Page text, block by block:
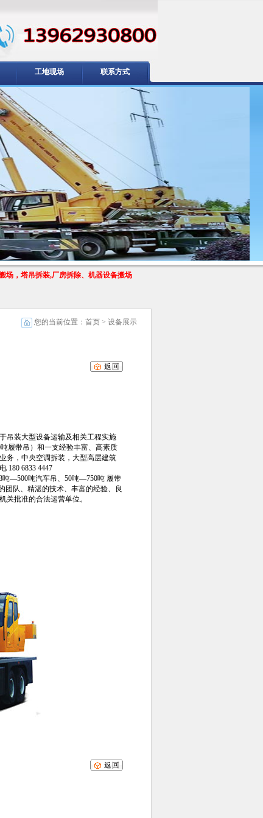
工地现场 联系方式
场，塔吊拆装,厂房拆除、机器设备搬场
您的当前位置：首页 > 设备展示
吊装大型设备运输及相关工程实施
履带吊）和一支经验丰富、高素质
务，中央空调拆装，大型高层建筑
180 6833 4447
—500吨汽车吊、50吨—750吨 履带
团队、精湛的技术、丰富的经验、良
关批准的合法运营单位。